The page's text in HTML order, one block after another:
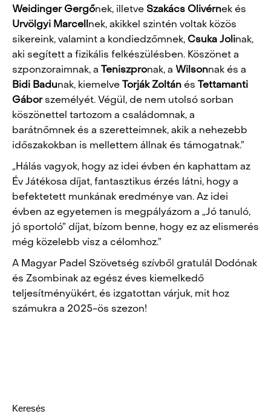
Weidinger Gergőnek, illetve Szakács Olivérnek és
Urvölgyi Marcell nek, akikkel szintén voltak közös
sikereink, valamint a kondiedzőmnek, Csuka Jolinak,
aki segített a fizikális felkészülésben. Köszönet a
szponzoraimnak, a
Teniszpronak, a Wilsonnak és a
Bidi Badunak, kiemelve Torják Zoltán és
Tettamanti
Gábor személyét. Végül, de nem utolsó sorban
köszönettel tartozom a családomnak, a
barátnőmnek és a szeretteimnek, akik a nehezebb
időszakokban is mellettem állnak és támogatnak.”
„Hálás vagyok, hogy az idei évben én kaphattam az
Év Játékosa díjat, fantasztikus érzés látni, hogy a
befektetett munkának eredménye van. Az idei
évben az egyetemen is megpályázom a „Jó tanuló,
jó sportoló” díjat, bízom benne, hogy ez az elismerés
még közelebb visz a célomhoz.”
A Magyar Padel Szövetség szívből gratulál Dodónak
és Zsombinak az egész éves kiemelkedő
teljesítményükért, és izgatottan várjuk, mit hoz
számukra a 2025-ös szezon!
Keresés